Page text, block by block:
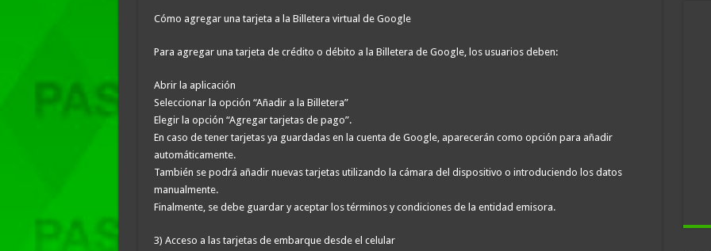
Cómo agregar una tarjeta a la Billetera virtual de Google
Para agregar una tarjeta de crédito o débito a la Billetera de Google, los usuarios deben:
Abrir la aplicación
Seleccionar la opción “Añadir a la Billetera”
Elegir la opción “Agregar tarjetas de pago”.
En caso de tener tarjetas ya guardadas en la cuenta de Google, aparecerán como opción para añadir
automáticamente.
También se podrá añadir nuevas tarjetas utilizando la cámara del dispositivo o introduciendo los datos
manualmente.
Finalmente, se debe guardar y aceptar los términos y condiciones de la entidad emisora.
3) Acceso a las tarjetas de embarque desde el celular